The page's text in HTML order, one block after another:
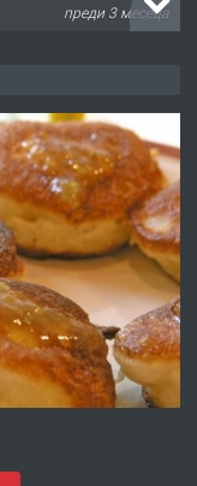
преди 3 месеца
преди 10 месеца
машина -
ЕЦБ
преди 1 година